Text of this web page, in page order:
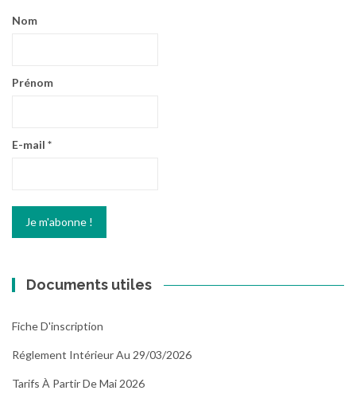
Nom
Prénom
E-mail *
Documents utiles
Fiche D'inscription
Réglement Intérieur Au 29/03/2026
Tarifs À Partir De Mai 2026